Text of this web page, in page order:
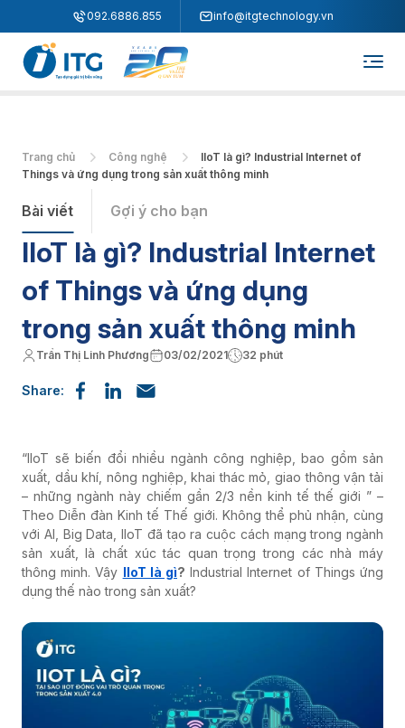
092.6886.855 info@itgtechnology.vn
Trang chủ Công nghệ
IIoT là gì? Industrial Internet of
Things và ứng dụng trong sản xuất thông minh
Bài viết Gợi ý cho bạn
IIoT là gì? Industrial Internet
of Things và ứng dụng
trong sản xuất thông minh
Trần Thị Linh Phương 03/02/2021 32 phút
Share:
“IIoT sẽ biến đổi nhiều ngành công nghiệp, bao gồm sản
xuất, dầu khí, nông nghiệp, khai thác mỏ, giao thông vận tải
– những ngành này chiếm gần 2/3 nền kinh tế thế giới ” –
Theo Diễn đàn Kinh tế Thế giới. Không thể phủ nhận, cùng
với AI, Big Data, IIoT đã tạo ra cuộc cách mạng trong ngành
sản xuất, là chất xúc tác quan trọng trong các nhà máy
thông minh. Vậy IIoT là gì? Industrial Internet of Things ứng
dụng thế nào trong sản xuất?